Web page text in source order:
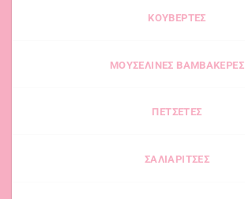
ΚΟΥΒΕΡΤΕΣ
ΜΟΥΣΕΛΙΝΕΣ ΒΑΜΒΑΚΕΡΕΣ
ΠΕΤΣΕΤΕΣ
ΣΑΛΙΑΡΙΤΣΕΣ